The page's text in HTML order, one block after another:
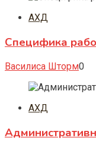
АХД
Специфика
Василиса Шторм0
АХД